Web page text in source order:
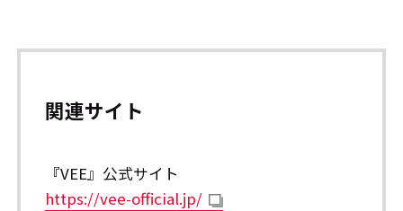
関連サイト
『VEE』公式サイト
https://vee-official.jp/